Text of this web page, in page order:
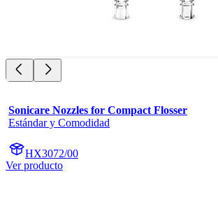
Sonicare Nozzles for Compact Flosser
Estándar y Comodidad
HX3072/00
Ver producto